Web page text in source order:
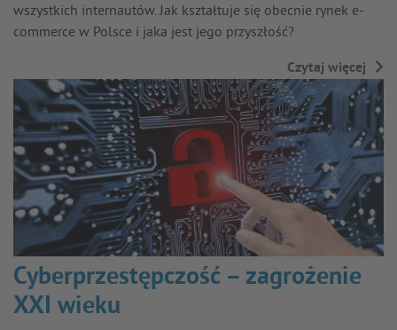
wszystkich internautów. Jak kształtuje się obecnie rynek e-
commerce w Polsce i jaka jest jego przyszłość?
Czytaj więcej
Cyberprzestępczość – zagrożenie
XXI wieku